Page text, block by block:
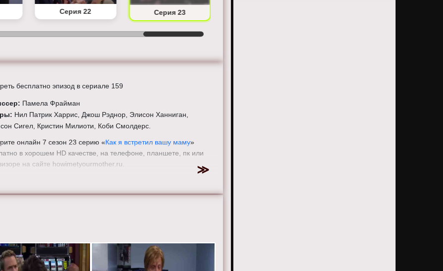
Серия 22 Серия 23
бесплатно эпизод в сериале 159
Памела Фрайман
Нил Патрик Харрис, Джош Рэднор, Элисон Ханниган,
Сигел, Кристин Милиоти, Коби Смолдерс.
онлайн 7 сезон 23 серию «Как я встретил вашу маму»
в хорошем HD качестве, на телефоне, планшете, пк или
на сайте howimetyourmother.ru.